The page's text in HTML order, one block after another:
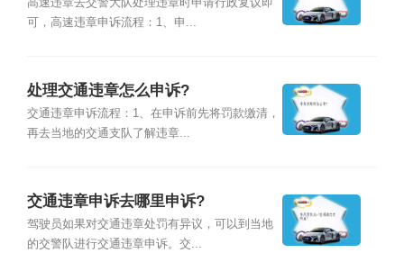
高速违章去交警大队处理违章时申请行政复议即
可，高速违章申诉流程：1、申...
处理交通违章怎么申诉?
交通违章申诉流程：1、在申诉前先将罚款缴清，
再去当地的交通支队了解违章...
交通违章申诉去哪里申诉?
驾驶员如果对交通违章处罚有异议，可以到当地
的交警队进行交通违章申诉。交...